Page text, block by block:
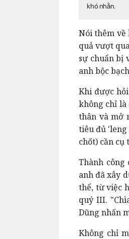
khó nhằn.
Nói thêm về
quả vượt
sự chuẩn bị
anh bộc
Khi được
không chỉ là
thân và mở
tiêu đủ 'leng
chốt) cần cụ
Thành
anh đã xây
thể, từ việc
quý III.
Dũng nhấn
Không chỉ